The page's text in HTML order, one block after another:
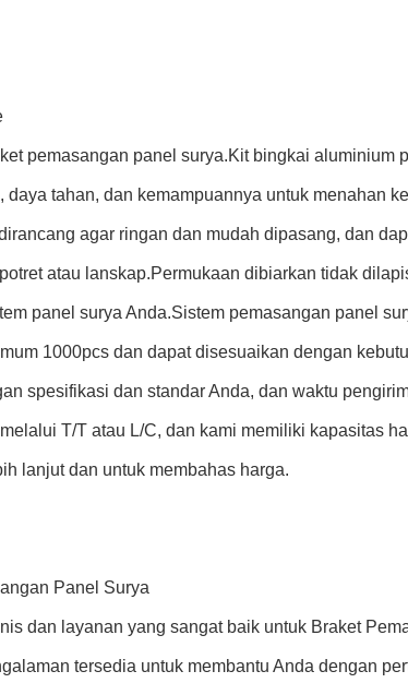
pemasangan panel surya.Kit bingkai aluminium
tahan, dan kemampuannya untuk menahan
agar ringan dan mudah dipasang, dan
atau lanskap.Permukaan dibiarkan tidak
panel surya Anda.Sistem pemasangan panel
1000pcs dan dapat disesuaikan dengan
spesifikasi dan standar Anda, dan waktu
T/T atau L/C, dan kami memiliki kapasitas
lanjut dan untuk membahas harga.
Panel Surya
dan layanan yang sangat baik untuk Braket
tersedia untuk membantu Anda dengan